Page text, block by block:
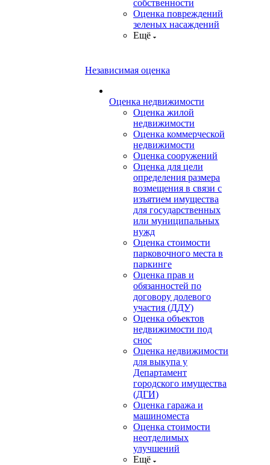
собственности
Оценка повреждений
зеленых насаждений
Ещё
Независимая оценка
Оценка недвижимости
Оценка жилой
недвижимости
Оценка коммерческой
недвижимости
Оценка сооружений
Оценка для цели
определения размера
возмещения в связи с
изъятием имущества
для государственных
или муниципальных
нужд
Оценка стоимости
парковочного места в
паркинге
Оценка прав и
обязанностей по
договору долевого
участия (ДДУ)
Оценка объектов
недвижимости под
снос
Оценка недвижимости
для выкупа у
Департамент
городского имущества
(ДГИ)
Оценка гаража и
машиноместа
Оценка стоимости
неотделимых
улучшений
Ещё